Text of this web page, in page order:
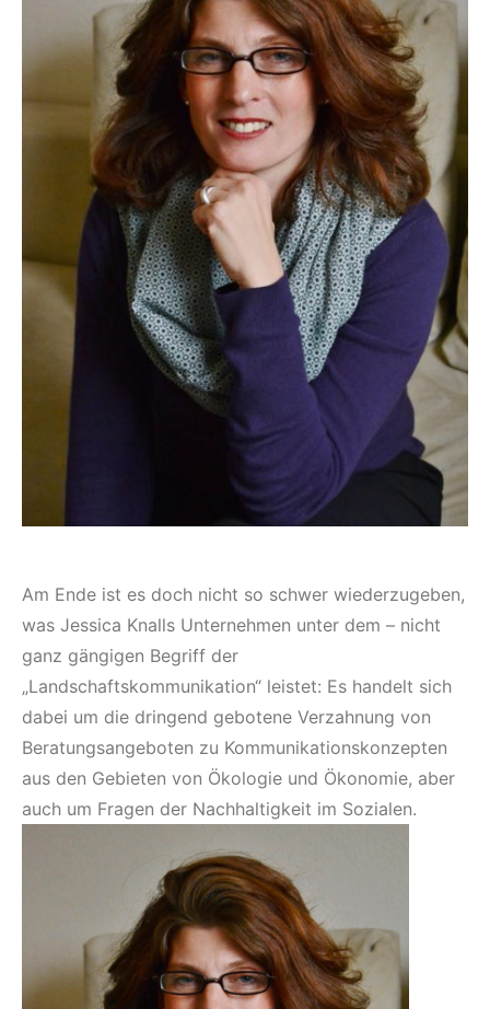
Am Ende ist es doch nicht so schwer wiederzugeben,
was Jessica Knalls Unternehmen unter dem – nicht
ganz gängigen Begriff der
„Landschaftskommunikation“ leistet: Es handelt sich
dabei um die dringend gebotene Verzahnung von
Beratungsangeboten zu Kommunikationskonzepten
aus den Gebieten von Ökologie und Ökonomie, aber
auch um Fragen der Nachhaltigkeit im Sozialen.